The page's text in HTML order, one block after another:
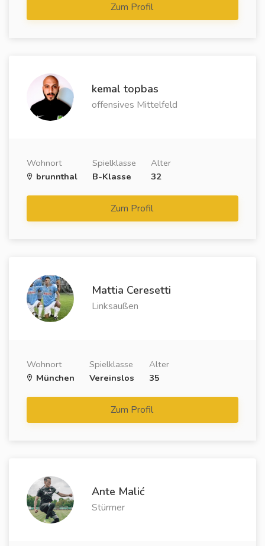
Zum Profil
kemal topbas
offensives Mittelfeld
Wohnort
brunnthal
Spielklasse
B-Klasse
Alter
32
Zum Profil
Mattia Ceresetti
Linksaußen
Wohnort
München
Spielklasse
Vereinslos
Alter
35
Zum Profil
Ante Malić
Stürmer